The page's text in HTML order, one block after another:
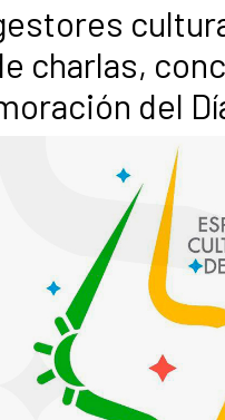
charlas,
del